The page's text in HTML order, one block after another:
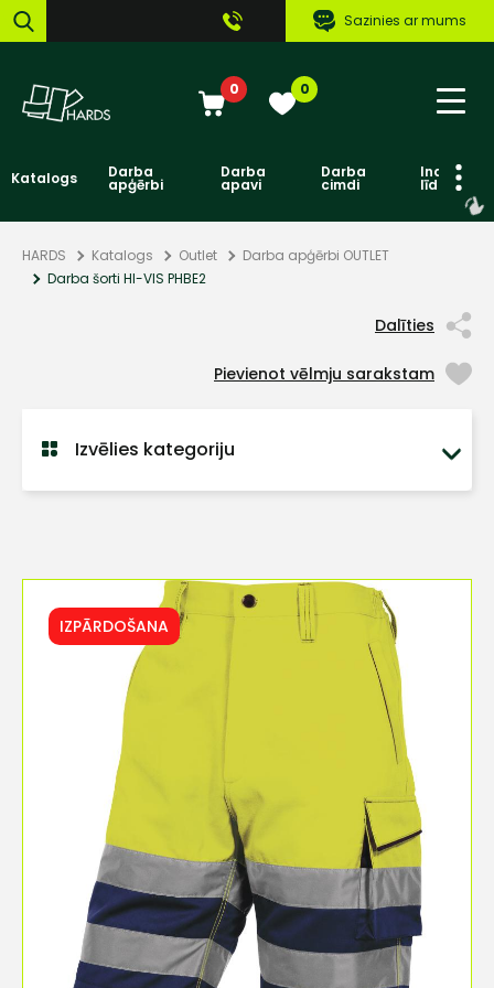
Sazinies ar mums
0 0
Katalogs Darba
apģērbi
Darba
apavi
Darba
cimdi līdzekļi
HARDS Katalogs Outlet
Darba apģērbi OUTLET
Darba šorti HI-VIS PHBE2
Dalīties
Pievienot vēlmju sarakstam
Izvēlies kategoriju
IZPĀRDOŠANA